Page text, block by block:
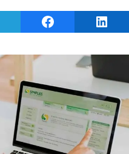
Share on TelegramShare on Facebook